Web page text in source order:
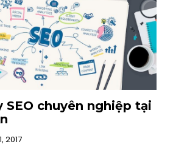
SEO chuyên nghiệp tại
2017